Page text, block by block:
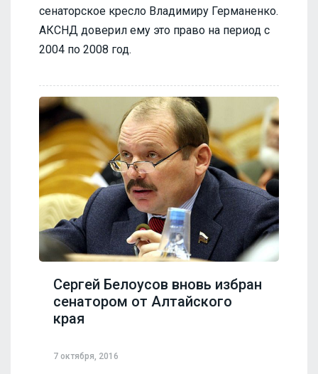
сенаторское кресло Владимиру Германенко.
АКСНД доверил ему это право на период с
2004 по 2008 год.​
Сергей Белоусов вновь избран
сенатором от Алтайского
края
7 октября, 2016